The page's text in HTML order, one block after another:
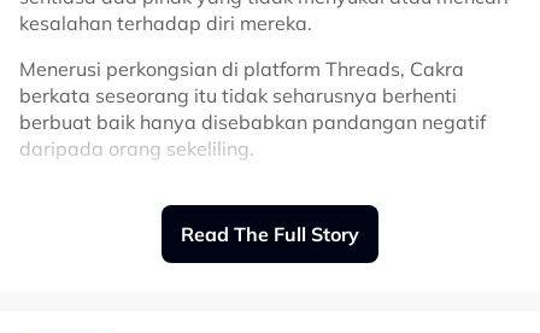
kesalahan terhadap diri mereka.
Menerusi perkongsian di platform Threads, Cakra
berkata seseorang itu tidak seharusnya berhenti
berbuat baik hanya disebabkan pandangan negatif
daripada orang sekeliling.
mungkin juga berbuat baik, pasti ada sahaja yang
tidak suka dan mencari kesalahan kita, tapi tak
Read The Full Story